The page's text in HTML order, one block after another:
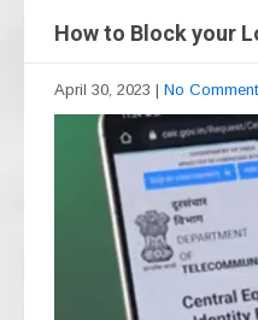
How to Block your
April 30, 2023 | No